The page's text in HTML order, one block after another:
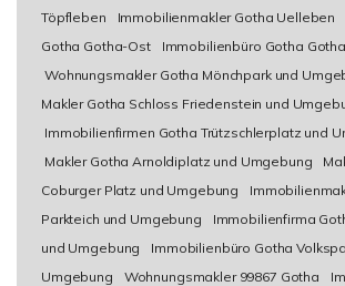
Töpfleben
Immobilienmakler Gotha Uelleben
Gotha Gotha-Ost
Immobilienbüro Gotha
Wohnungsmakler Gotha Mönchpark und
Makler Gotha Schloss Friedenstein und
Immobilienfirmen Gotha Trützschlerplatz und
Makler Gotha Arnoldiplatz und Umgebung
Coburger Platz und Umgebung
Parkteich und Umgebung
Immobilienfirma
und Umgebung
Immobilienbüro Gotha
Umgebung
Wohnungsmakler 99867 Gotha